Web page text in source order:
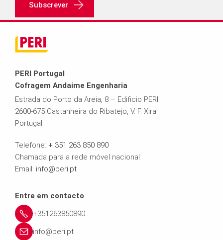
Subscrever
PERI Portugal
Cofragem Andaime Engenharia
Estrada do Porto da Areia, 8 – Edificio PERI
2600-675 Castanheira do Ribatejo, V. F. Xira
Portugal
Telefone: + 351 263 850 890
Chamada para a rede móvel nacional
Email: info@peri.pt
Entre em contacto
+351263850890
info@peri.pt